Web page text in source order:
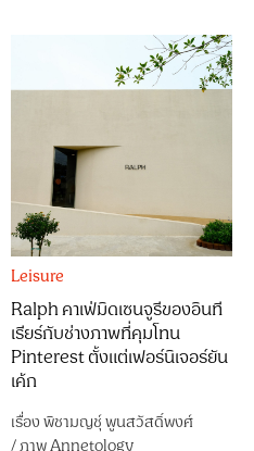
Leisure
Ralph คาเฟ่มิดเซนจูรีของอินที
เรียร์กับช่างภาพที่คุมโทน
Pinterest ตั้งแต่เฟอร์นิเจอร์ยัน
เค้ก
เรื่องพิชามญชุ์ พูนสวัสดิ์พงศ์